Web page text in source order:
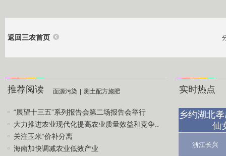
返回三农首页
推荐阅读 面源污染 测土配方施肥
“展望十三五”系列报告会第二场报告会举行
大力推进农业现代化提高农业质量效益和竞争..
关注玉米“价补分离
海南加快调减农业低效产业
实时热点
乡约湖北
仙
浙江长兴